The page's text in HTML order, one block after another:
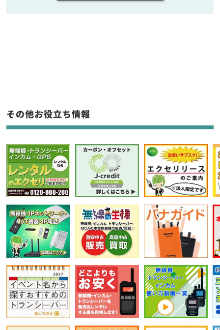
フリーワード入力(製品名等)
選択条件をリセット
その他お役立ち情報